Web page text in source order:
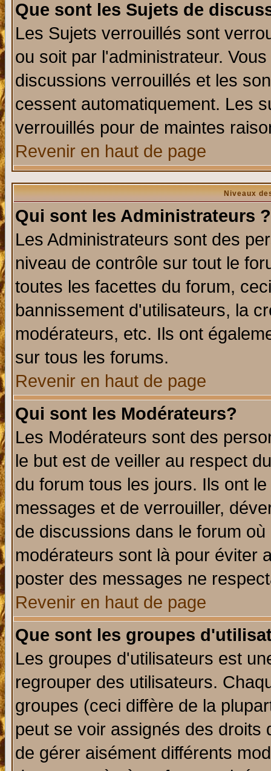
Que sont les Sujets de
Les Sujets verrouillés sont
ou soit par l'administrateur.
discussions verrouillés et les
cessent automatiquement. Les
verrouillés pour de maintes
Revenir en haut de page
Niveaux
Qui sont les Administrateurs ?
Les Administrateurs sont des
niveau de contrôle sur tout le
toutes les facettes du forum,
bannissement d'utilisateurs, la
modérateurs, etc. Ils ont
sur tous les forums.
Revenir en haut de page
Qui sont les Modérateurs?
Les Modérateurs sont des
le but est de veiller au respect
du forum tous les jours. Ils ont
messages et de verrouiller,
de discussions dans le forum
modérateurs sont là pour éviter
poster des messages ne
Revenir en haut de page
Que sont les groupes
Les groupes d'utilisateurs est
regrouper des utilisateurs.
groupes (ceci diffère de la
peut se voir assignés des
de gérer aisément différents